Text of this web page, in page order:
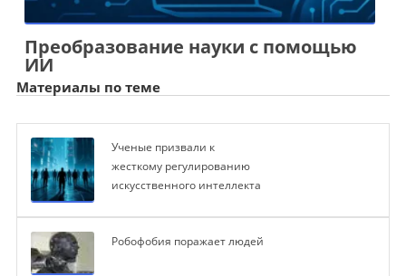
Преобразование науки с помощью
ИИ
Материалы по теме
Ученые призвали к
жесткому регулированию
искусственного интеллекта
Робофобия поражает людей